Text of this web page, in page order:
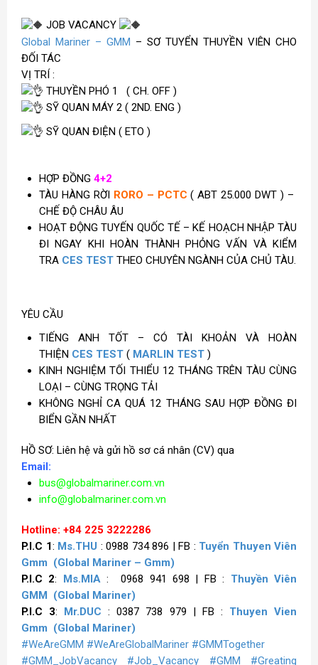
JOB VACANCY
Global Mariner – GMM – SƠ TUYỂN THUYỀN VIÊN CHO
ĐỐI TÁC
VỊ TRÍ :
THUYỀN PHÓ 1 ( CH. OFF )
SỸ QUAN MÁY 2 ( 2ND. ENG )
SỸ QUAN ĐIỆN ( ETO )
HỢP ĐỒNG 4+2
TÀU HÀNG RỜI RORO – PCTC ( ABT 25.000 DWT ) –
CHẾ ĐỘ CHÂU ÂU
HOẠT ĐỘNG TUYẾN QUỐC TẾ – KẾ HOẠCH NHẬP TÀU
ĐI NGAY KHI HOÀN THÀNH PHỎNG VẤN VÀ KIỂM
TRA CES TEST THEO CHUYÊN NGÀNH CỦA CHỦ TÀU.
YÊU CẦU
TIẾNG ANH TỐT – CÓ TÀI KHOẢN VÀ HOÀN
THIỆN CES TEST ( MARLIN TEST )
KINH NGHIỆM TỐI THIỂU 12 THÁNG TRÊN TÀU CÙNG
LOẠI – CÙNG TRỌNG TẢI
KHÔNG NGHỈ CA QUÁ 12 THÁNG SAU HỢP ĐỒNG ĐI
BIỂN GẦN NHẤT
HỒ SƠ: Liên hệ và gửi hồ sơ cá nhân (CV) qua
Email:
bus@globalmariner.com.vn
info@globalmariner.com.vn
Hotline: +84 225 3222286
P.I.C 1: Ms.THU : 0988 734 896 | FB : Tuyển Thuyen Viên
Gmm (Global Mariner – Gmm)
P.I.C 2: Ms.MIA: 0968 941 698 | FB : Thuyền Viên
GMM (Global Mariner)
P.I.C 3: Mr.DUC : 0387 738 979 | FB : Thuyen Vien
Gmm (Global Mariner)
#WeAreGMM #WeAreGlobalMariner #GMMTogether
#GMM_JobVacancy
#Job_Vacancy #GMM
#Greating